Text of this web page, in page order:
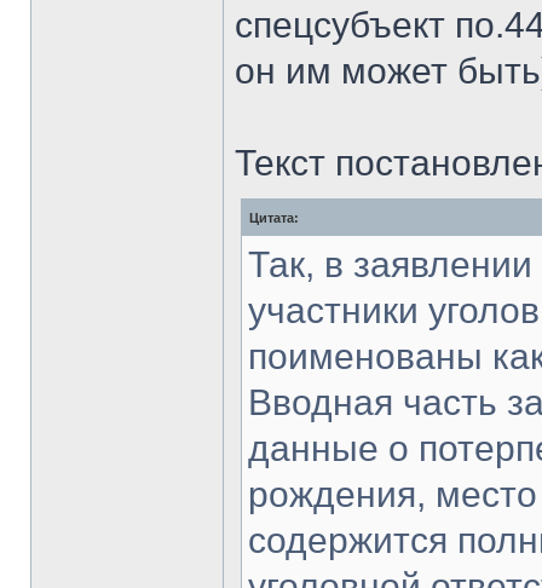
спецсубъект
он им может
Текст
Цитата:
Так, в
участники
поименованы
Вводная часть
данные о
рождения,
содержится